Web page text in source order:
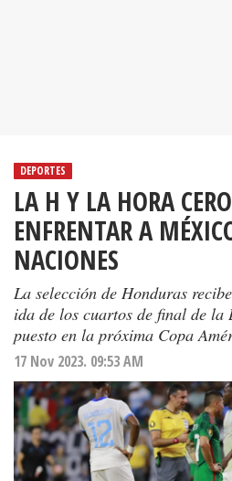
DEPORTES
LA H Y LA HORA
ENFRENTAR A
NACIONES
La selección de Honduras
ida de los cuartos de final de la
puesto en la próxima Copa
17 Nov 2023. 09:53 AM